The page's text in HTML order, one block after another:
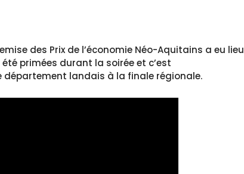
des Prix de l’économie Néo-Aquitains a eu lieu
primées durant la soirée et c’est
département landais à la finale régionale.